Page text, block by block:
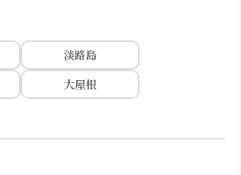
淡路島
大屋根